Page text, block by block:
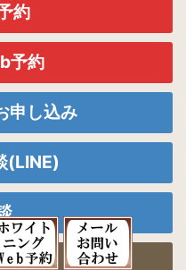
約
予約
申し込み
(LINE)
わせ